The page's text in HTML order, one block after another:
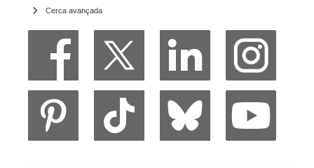
Cerca avançada